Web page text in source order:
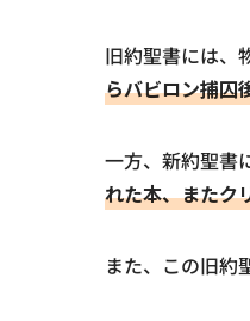
旧約聖書には、
らバビロン捕囚
一方、新約聖書
れた本、またク
また、この旧約